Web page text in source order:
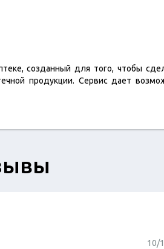
созданный для того, чтобы
продукции. Сервис дает
10/